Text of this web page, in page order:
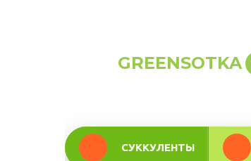
GREENSOTKA
СУККУЛЕНТЫ